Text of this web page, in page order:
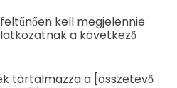
kell megjelennie
a következő
tartalmazza a [összetevő